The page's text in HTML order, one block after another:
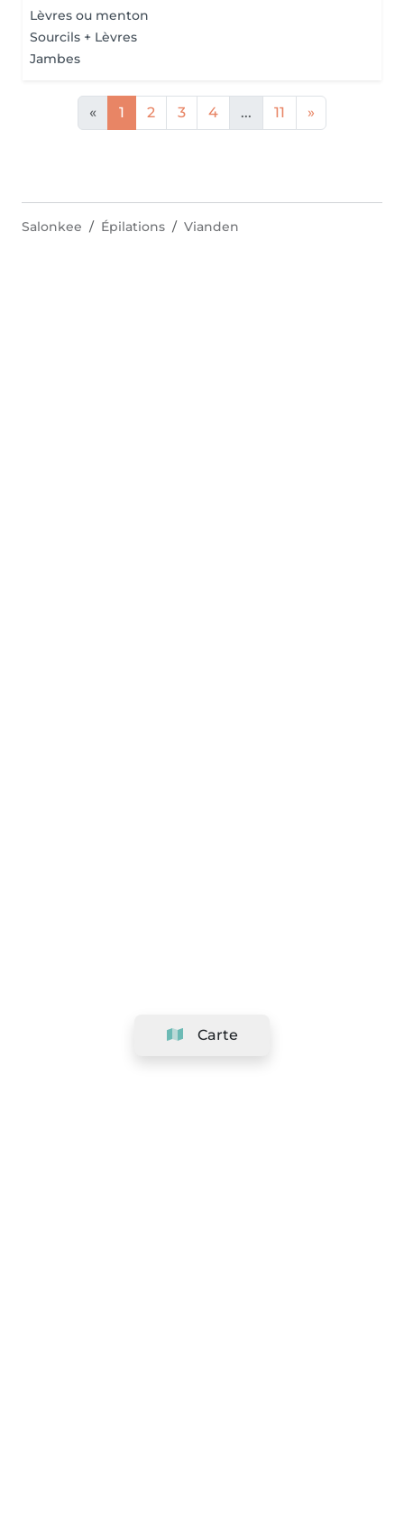
Lèvres ou menton
Sourcils + Lèvres
Jambes
« 1 2 3 4 ... 11 »
Carte
Salonkee Épilations Vianden